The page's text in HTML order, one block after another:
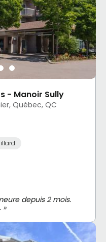
- Manoir Sully
Québec, QC
depuis 2 mois.
»